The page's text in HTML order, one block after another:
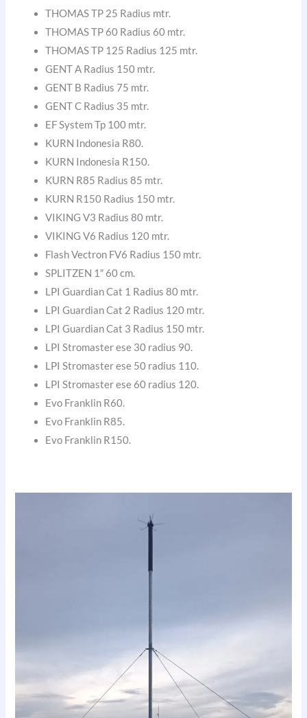
THOMAS TP 25 Radius mtr.
THOMAS TP 60 Radius 60 mtr.
THOMAS TP 125 Radius 125 mtr.
GENT A Radius 150 mtr.
GENT B Radius 75 mtr.
GENT C Radius 35 mtr.
EF System Tp 100 mtr.
KURN Indonesia R80.
KURN Indonesia R150.
KURN R85 Radius 85 mtr.
KURN R150 Radius 150 mtr.
VIKING V3 Radius 80 mtr.
VIKING V6 Radius 120 mtr.
Flash Vectron FV6 Radius 150 mtr.
SPLITZEN 1″ 60 cm.
LPI Guardian Cat 1 Radius 80 mtr.
LPI Guardian Cat 2 Radius 120 mtr.
LPI Guardian Cat 3 Radius 150 mtr.
LPI Stromaster ese 30 radius 90.
LPI Stromaster ese 50 radius 110.
LPI Stromaster ese 60 radius 120.
Evo Franklin R60.
Evo Franklin R85.
Evo Franklin R150.